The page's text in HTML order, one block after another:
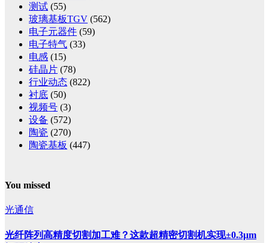
测试 (55)
玻璃基板TGV (562)
电子元器件 (59)
电子特气 (33)
电感 (15)
硅晶片 (78)
行业动态 (822)
衬底 (50)
视频号 (3)
设备 (572)
陶瓷 (270)
陶瓷基板 (447)
You missed
光通信
光纤阵列高精度切割加工难？这款超精密切割机实现±0.3μm